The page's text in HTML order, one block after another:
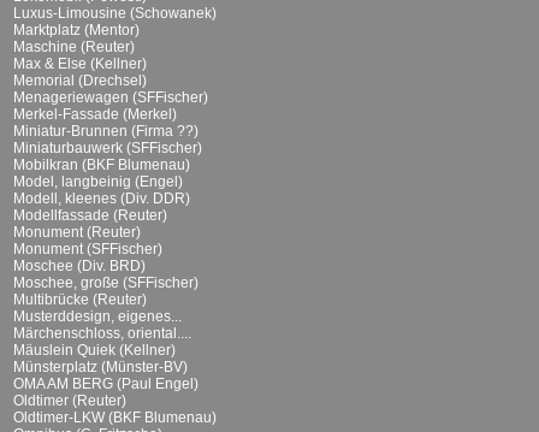
Luxus-Limousine (Schowanek)
Marktplatz (Mentor)
Maschine (Reuter)
Max & Else (Kellner)
Memorial (Drechsel)
Menageriewagen (SFFischer)
Merkel-Fassade (Merkel)
Miniatur-Brunnen (Firma ??)
Miniaturbauwerk (SFFischer)
Mobilkran (BKF Blumenau)
Model, langbeinig (Engel)
Modell, kleenes (Div. DDR)
Modellfassade (Reuter)
Monument (Reuter)
Monument (SFFischer)
Moschee (Div. BRD)
Moschee, große (SFFischer)
Multibrücke (Reuter)
Musterddesign, eigenes...
Märchenschloss, oriental....
Mäuslein Quiek (Kellner)
Münsterplatz (Münster-BV)
OMA AM BERG (Paul Engel)
Oldtimer (Reuter)
Oldtimer-LKW (BKF Blumenau)